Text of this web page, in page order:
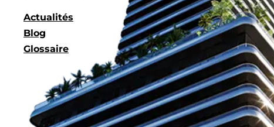
Actualités
Blog
Glossaire